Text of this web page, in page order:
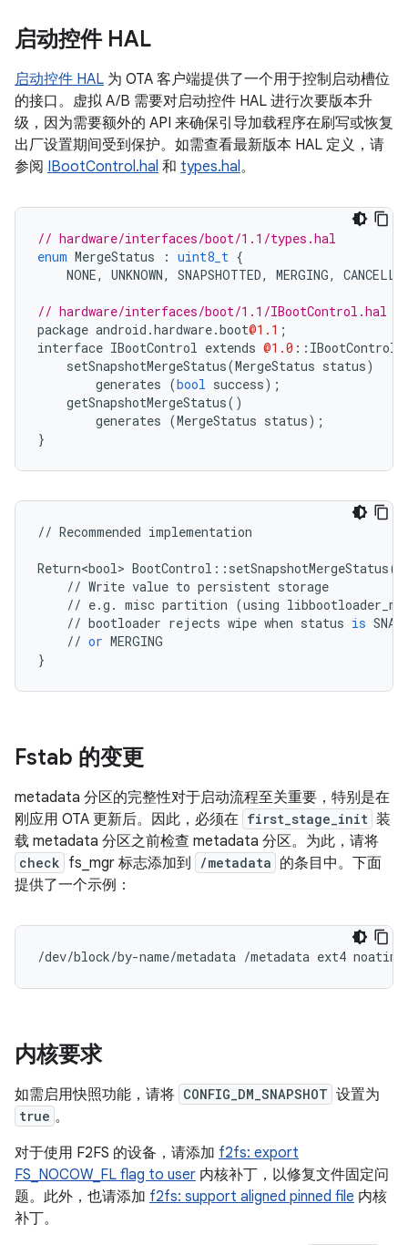
启动控件 HAL
启动控件 HAL 为 OTA 客户端提供了一个用于控制启动槽位
的接口。虚拟 A/B 需要对启动控件 HAL 进行次要版本升
级，因为需要额外的 API 来确保引导加载程序在刷写或恢复
出厂设置期间受到保护。如需查看最新版本 HAL 定义，请
参阅 IBootControl.hal 和 types.hal。
// hardware/interfaces/boot/1.1/types.hal
enum MergeStatus : uint8_t {
NONE, UNKNOWN, SNAPSHOTTED, MERGING,
// hardware/interfaces/boot/1.1/IBootControl.hal
package android .hardware.boot@1.1 ;
interface IBootControl extends @1.0 :: IBootControl
setSnapshotMergeStatus(MergeStatus status)
generates (bool success);
getSnapshotMergeStatus()
generates (MergeStatus status);
}
// Recommended implementation
Return<bool> BootControl :: setSnapshotMergeStatus(
// Write value to persistent storage
// e.g . misc partition (using
// bootloader rejects wipe when status is
// or MERGING
}
Fstab 的变更
metadata 分区的完整性对于启动流程至关重要，特别是在
刚应用 OTA 更新后。因此，必须在 first_stage_init 装
载 metadata 分区之前检查 metadata 分区。为此，请将
check fs_mgr 标志添加到 /metadata 的条目中。下面
提供了一个示例：
内核要求
如需启用快照功能，请将 CONFIG_DM_SNAPSHOT 设置为
true 。
对于使用 F2FS 的设备，请添加 f2fs: export
FS_NOCOW_FL flag to user 内核补丁，以修复文件固定问
题。此外，也请添加 f2fs: support aligned pinned file 内核
补丁。